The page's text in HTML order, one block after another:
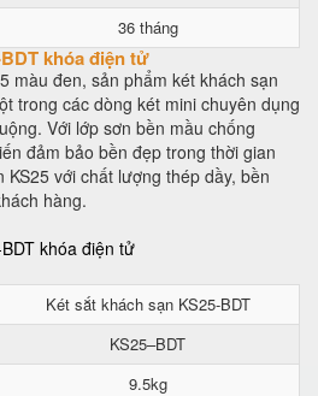
36 tháng
khóa điện tử
màu đen, sản phẩm két khách sạn
trong các dòng két mini chuyên dụng
Với lớp sơn bền mầu chống
đảm bảo bền đẹp trong thời gian
với chất lượng thép dầy, bền
hàng.
Két sắt khách sạn KS25-BDT
KS25–BDT
9.5kg